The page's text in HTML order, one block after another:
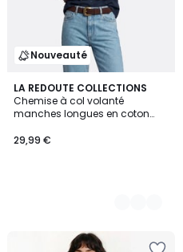
Nouveauté
LA REDOUTE COLLECTIONS
Chemise à col volanté
manches longues en coton
29,99 €
3
Couleurs